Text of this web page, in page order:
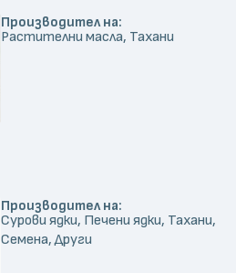
Производител на:
Растителни масла, Тахани
Производител на:
Сурови ядки, Печени ядки, Тахани,
Семена, Други